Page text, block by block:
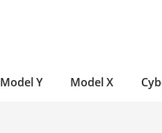
Model Y Model X